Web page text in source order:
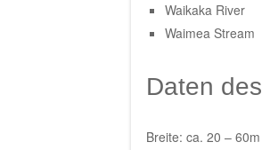
Waikaka River
Waimea Stream
Daten des
Breite: ca. 20 – 60m